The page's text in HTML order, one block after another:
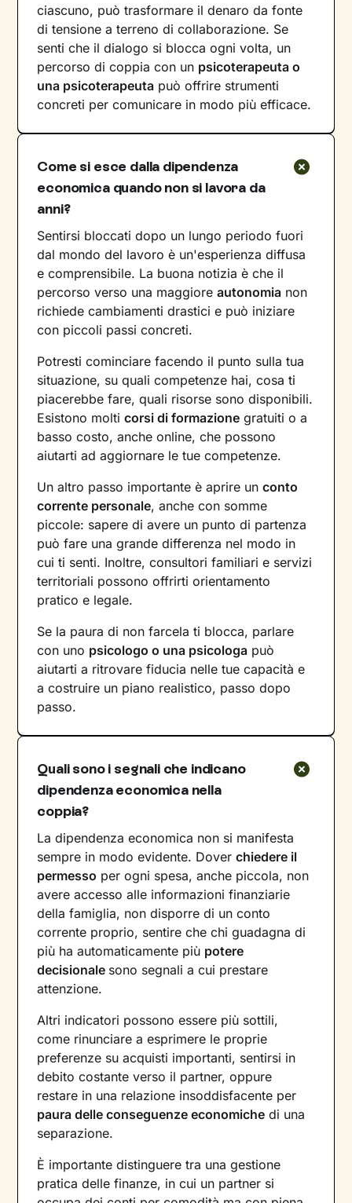
ciascuno, può trasformare il denaro da fonte
di tensione a terreno di collaborazione. Se
senti che il dialogo si blocca ogni volta, un
percorso di coppia con un psicoterapeuta o
una psicoterapeuta può offrire strumenti
concreti per comunicare in modo più efficace.
Come si esce dalla dipendenza
economica quando non si lavora da
anni?
Sentirsi bloccati dopo un lungo periodo fuori
dal mondo del lavoro è un'esperienza diffusa
e comprensibile. La buona notizia è che il
percorso verso una maggioreautonomia non
richiede cambiamenti drastici e può iniziare
con piccoli passi concreti.
Potresti cominciare facendo il punto sulla tua
situazione, su quali competenze hai, cosa ti
piacerebbe fare, quali risorse sono disponibili.
Esistono molticorsi di formazione gratuiti o a
basso costo, anche online, che possono
aiutarti ad aggiornare le tue competenze.
Un altro passo importante è aprire unconto
corrente personale, anche con somme
piccole: sapere di avere un punto di partenza
può fare una grande differenza nel modo in
cui ti senti. Inoltre, consultori familiari e servizi
territoriali possono offrirti orientamento
pratico e legale.
Se la paura di non farcela ti blocca, parlare
con uno psicologo o una psicologa può
aiutarti a ritrovare fiducia nelle tue capacità e
a costruire un piano realistico, passo dopo
passo.
Quali sono i segnali che indicano
dipendenza economica nella
coppia?
La dipendenza economica non si manifesta
sempre in modo evidente. Doverchiedere il
permesso per ogni spesa, anche piccola, non
avere accesso alle informazioni finanziarie
della famiglia, non disporre di un conto
corrente proprio, sentire che chi guadagna di
più ha automaticamente più potere
decisionale sono segnali a cui prestare
attenzione.
Altri indicatori possono essere più sottili,
come rinunciare a esprimere le proprie
preferenze su acquisti importanti, sentirsi in
debito costante verso il partner, oppure
restare in una relazione insoddisfacente per
paura delle conseguenze economiche di una
separazione.
È importante distinguere tra una gestione
pratica delle finanze, in cui un partner si